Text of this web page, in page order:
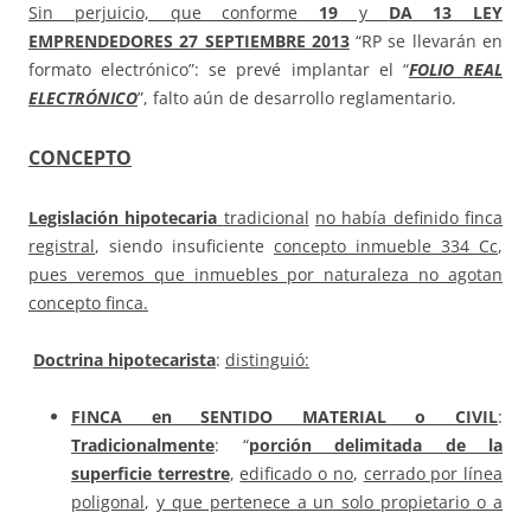
Sin perjuicio, que conforme 19 y DA 13 LEY
EMPRENDEDORES 27 SEPTIEMBRE 2013“RP se llevarán en
formato electrónico”: se prevé implantar el “FOLIO REAL
ELECTRÓNICO”, falto aún de desarrollo reglamentario.
CONCEPTO
Legislación hipotecaria tradicional no había definido finca
registral, siendo insuficiente concepto inmueble 334 Cc,
pues veremos que inmuebles por naturaleza no agotan
concepto finca.
Doctrina hipotecarista: distinguió:
FINCA enSENTIDO MATERIAL o CIVIL:
Tradicionalmente: “porción delimitada de la
superficie terrestre,edificado o no, cerrado por línea
poligonal, y que pertenece a un solo propietario o a